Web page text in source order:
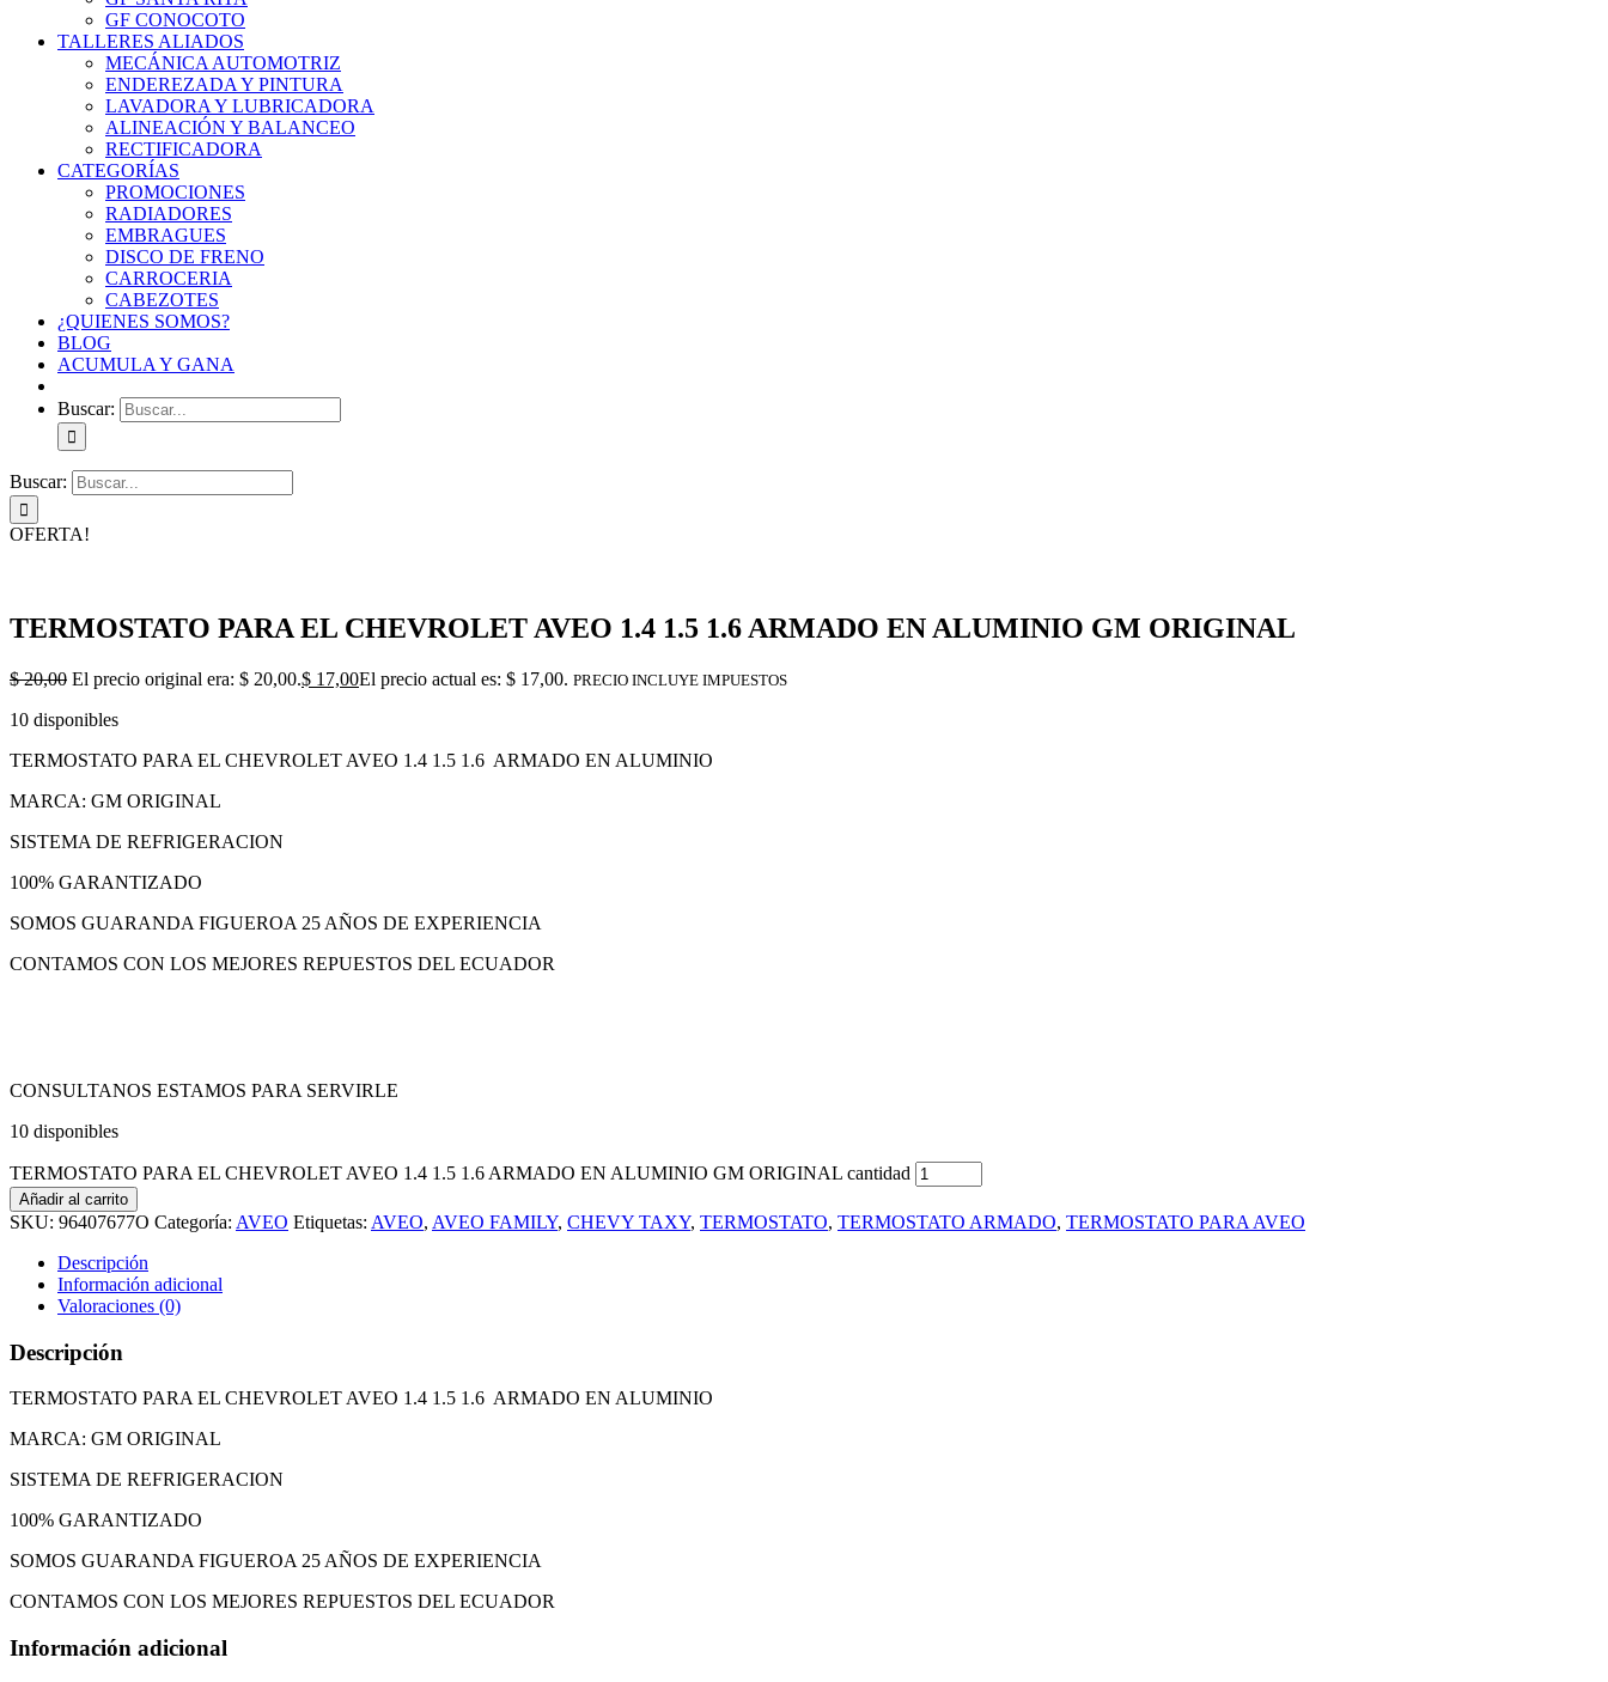
GF CONOCOTO
TALLERES ALIADOS
MECÁNICA AUTOMOTRIZ
ENDEREZADA Y PINTURA
LAVADORA Y LUBRICADORA
ALINEACIÓN Y BALANCEO
RECTIFICADORA
CATEGORÍAS
PROMOCIONES
RADIADORES
EMBRAGUES
DISCO DE FRENO
CARROCERIA
CABEZOTES
¿QUIENES SOMOS?
BLOG
ACUMULA Y GANA
Buscar:
Buscar:
OFERTA!
TERMOSTATO PARA EL CHEVROLET AVEO 1.4 1.5 1.6 ARMADO EN ALUMINIO GM ORIGINAL
$20,00 El precio original era: $ 20,00.$ 17,00El precio actual es: $ 17,00. PRECIO INCLUYE IMPUESTOS
10 disponibles
TERMOSTATO PARA EL CHEVROLET AVEO 1.4 1.5 1.6 ARMADO EN ALUMINIO
MARCA: GM ORIGINAL
SISTEMA DE REFRIGERACION
100% GARANTIZADO
SOMOS GUARANDA FIGUEROA 25 AÑOS DE EXPERIENCIA
CONTAMOS CON LOS MEJORES REPUESTOS DEL ECUADOR
CONSULTANOS ESTAMOS PARA SERVIRLE
10 disponibles
TERMOSTATO PARA EL CHEVROLET AVEO 1.4 1.5 1.6 ARMADO EN ALUMINIO GM ORIGINAL cantidad
Añadir al carrito
SKU: 96407677O Categoría: AVEO Etiquetas: AVEO, AVEO FAMILY, CHEVY TAXY, TERMOSTATO, TERMOSTATO ARMADO, TERMOSTATO PARA AVEO
Descripción
Información adicional
Valoraciones (0)
Descripción
TERMOSTATO PARA EL CHEVROLET AVEO 1.4 1.5 1.6 ARMADO EN ALUMINIO
MARCA: GM ORIGINAL
SISTEMA DE REFRIGERACION
100% GARANTIZADO
SOMOS GUARANDA FIGUEROA 25 AÑOS DE EXPERIENCIA
CONTAMOS CON LOS MEJORES REPUESTOS DEL ECUADOR
Información adicional